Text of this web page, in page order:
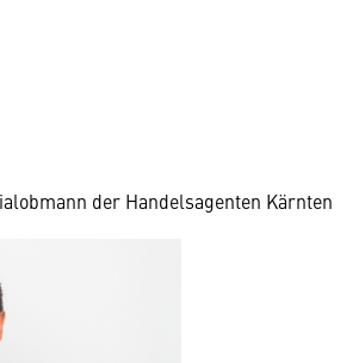
der Handelsagenten Kärnten